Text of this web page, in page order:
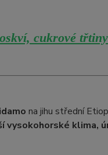
cukrové
na jihu střední
vysokohorské klima,